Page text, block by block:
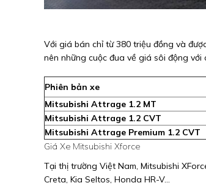
Với giá bán chỉ từ 380 triệu đồng và
nên những cuộc đua về giá sôi động với
Phiên bản xe
Mitsubishi Attrage 1.2 MT
Mitsubishi Attrage 1.2 CVT
Mitsubishi Attrage Premium 1.2 CVT
Giá Xe Mitsubishi Xforce
Tại thị trường Việt Nam, Mitsubishi
Creta, Kia Seltos, Honda HR-V...